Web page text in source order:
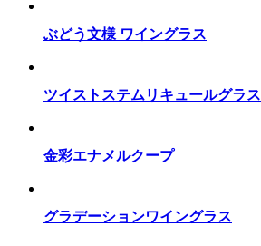
ぶどう文様 ワイングラス
ツイストステムリキュールグラス
金彩エナメルクープ
グラデーションワイングラス